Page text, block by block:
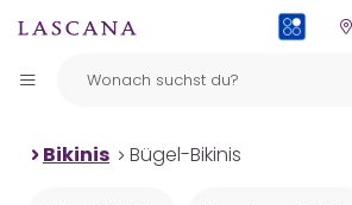
Bikinis Bügel-Bikinis